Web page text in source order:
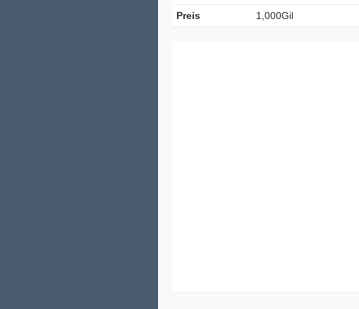
Preis
1,000Gil